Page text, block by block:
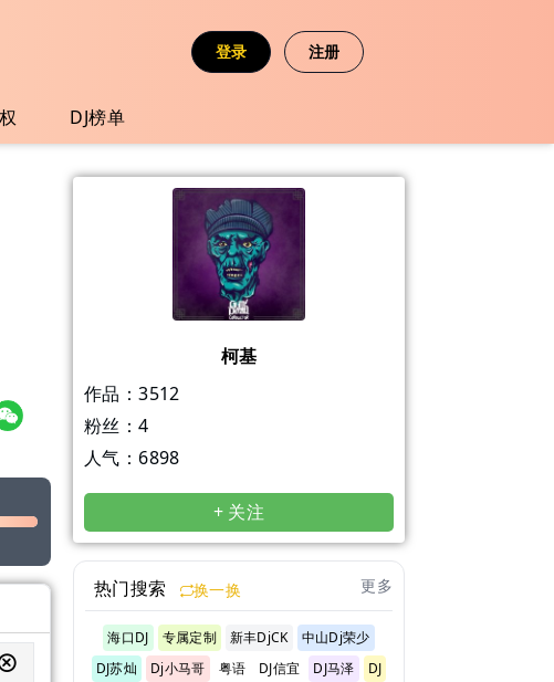
登录 注册
DJ榜单
柯基
作品：3512
粉丝：4
人气： 6898
+ 关注
热门搜索 换一换 更多
海口DJ 专属定制 新丰DjCK
中山Dj荣少
DJ苏灿
Dj小马哥 粤语 DJ信宜 DJ马泽 DJ